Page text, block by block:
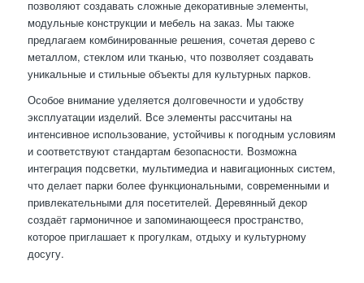
позволяют создавать сложные декоративные элементы,
модульные конструкции и мебель на заказ. Мы также
предлагаем комбинированные решения, сочетая дерево с
металлом, стеклом или тканью, что позволяет создавать
уникальные и стильные объекты для культурных парков.
Особое внимание уделяется долговечности и удобству
эксплуатации изделий. Все элементы рассчитаны на
интенсивное использование, устойчивы к погодным условиям
и соответствуют стандартам безопасности. Возможна
интеграция подсветки, мультимедиа и навигационных систем,
что делает парки более функциональными, современными и
привлекательными для посетителей. Деревянный декор
создаёт гармоничное и запоминающееся пространство,
которое приглашает к прогулкам, отдыху и культурному
досугу.